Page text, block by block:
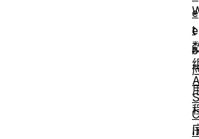
e
b
e
t
A
S
C
II